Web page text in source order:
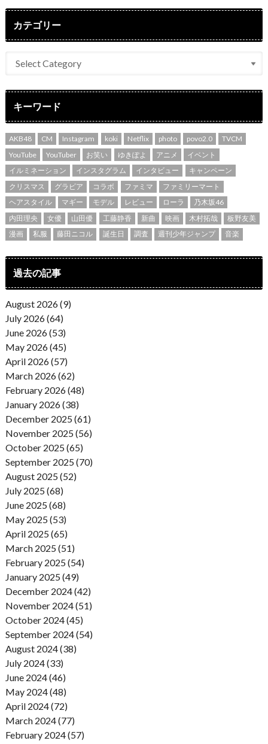
カテゴリー
キーワード
AKB48 CM Instagram koki Netflix photo povo2.0
TVCM
YouTube
YouTuber お笑い ゆきぽよ アニメ
イベント
イルミネーション
インスタグラム インタビュー
キャンペーン
クリスマス
グラビア コラボ ファミマ
ファミリーマート
ヘアスタイル
マギー モデル レビュー ローラ
乃木坂46
内田理央
女優 山田優 工藤静香 新曲 映画 木村拓哉
板野友美
漫画
私服 藤田ニコル 誕生日 調査 週刊少年ジャンプ 音楽
過去の記事
August 2026 (9)
July 2026 (64)
June 2026 (53)
May 2026 (45)
April 2026 (57)
March 2026 (62)
February 2026 (48)
January 2026 (38)
December 2025 (61)
November 2025 (56)
October 2025 (65)
September 2025 (70)
August 2025 (52)
July 2025 (68)
June 2025 (68)
May 2025 (53)
April 2025 (65)
March 2025 (51)
February 2025 (54)
January 2025 (49)
December 2024 (42)
November 2024 (51)
October 2024 (45)
September 2024 (54)
August 2024 (38)
July 2024 (33)
June 2024 (46)
May 2024 (48)
April 2024 (72)
March 2024 (77)
February 2024 (57)